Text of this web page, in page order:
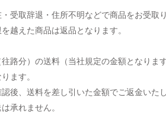
受取辞退・住所不明などで商品をお受取
越えた商品は返品となります。
路分）の送料（当社規定の金額となりま
ます。
後、送料を差し引いた金額でご返金いた
承れません。